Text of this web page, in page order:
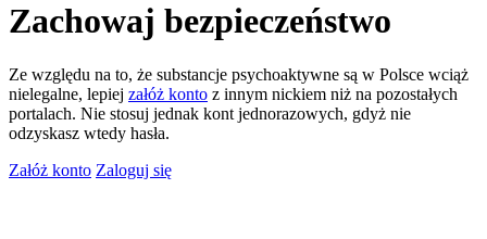
Zachowaj bezpieczeństwo
Ze względu na to, że substancje psychoaktywne są w Polsce wciąż
nielegalne, lepiej załóż konto z innym nickiem niż na pozostałych
portalach. Nie stosuj jednak kont jednorazowych, gdyż nie
odzyskasz wtedy hasła.
Załóż konto Zaloguj się